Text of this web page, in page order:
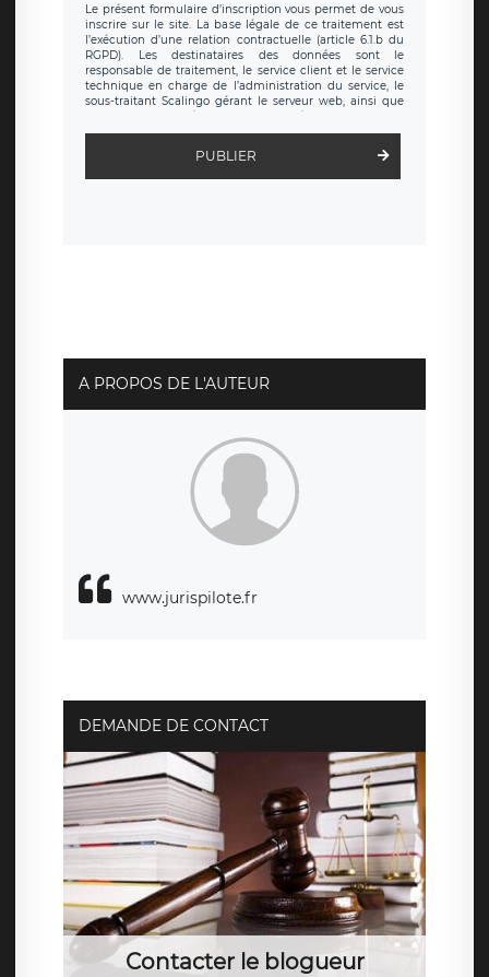
Le présent formulaire d’inscription vous permet de vous
inscrire sur le site. La base légale de ce traitement est
l’exécution d’une relation contractuelle (article 6.1.b du
RGPD). Les destinataires des données sont le
responsable de traitement, le service client et le service
technique en charge de l’administration du service, le
sous-traitant Scalingo gérant le serveur web, ainsi que
toute personne légalement autorisée. Le formulaire
d’inscription est hébergé sur un serveur hébergé par
clauses de
protection conformes au RGPD
. Les données collectées
sont conservées jusqu’à ce que l’Internaute en sollicite la
rue Léopold Sédar Senghor, joignable à l’adresse mail :
responsabledetraitement@legavox.fr. Vous avez
également le droit d’introduire une réclamation auprès
d’une autorité de contrôle.
PUBLIER
A PROPOS DE L'AUTEUR
www.jurispilote.fr
DEMANDE DE CONTACT
Contacter le blogueur